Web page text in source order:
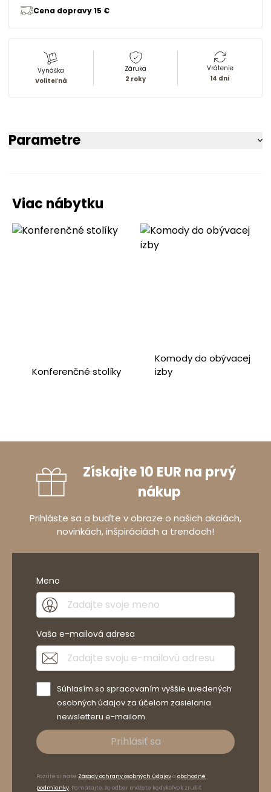
Cena dopravy 15 €
Vynáška
Voliteľná
Záruka
2 roky
Vrátenie
14 dní
Parametre
Viac nábytku
Konferenčné stolíky
Komody do obývacej
izby
Získajte 10 EUR na prvý
nákup
Prihláste sa a buďte v obraze o našich akciách,
novinkách, inšpiráciách a trendoch!
Meno
Vaša e-mailová adresa
Súhlasím so spracovaním vyššie uvedených
osobných údajov za účelom zasielania
newsletteru e-mailom.
Prihlásiť sa
Pozrite si naše Zásady ochrany osobných údajova obchodné
podmienky. Pamätajte, že odber môžete kedykoľvek zrušiť.